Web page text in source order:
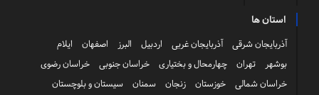
استان ها
آذربایجان شرقی آذربایجان غربی اردبیل البرز اصفهان
ایلام
بوشهر
تهران چهارمحال و بختیاری خراسان جنوبی
خراسان رضوی
خراسان شمالی
خوزستان زنجان سمنان سیستان و بلوچستان